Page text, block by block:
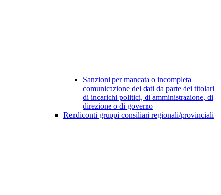
Sanzioni per mancata o incompleta
comunicazione dei dati da parte dei titolari
di incarichi politici, di amministrazione, di
direzione o di governo
Rendiconti gruppi consiliari regionali/provinciali